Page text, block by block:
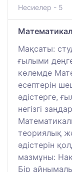
Несиелер - 5
Мақсаты:
ғылыми
көлемде
есептерін
әдістерге,
негізгі
теориялық
әдістерін
мазмұны:
Бір